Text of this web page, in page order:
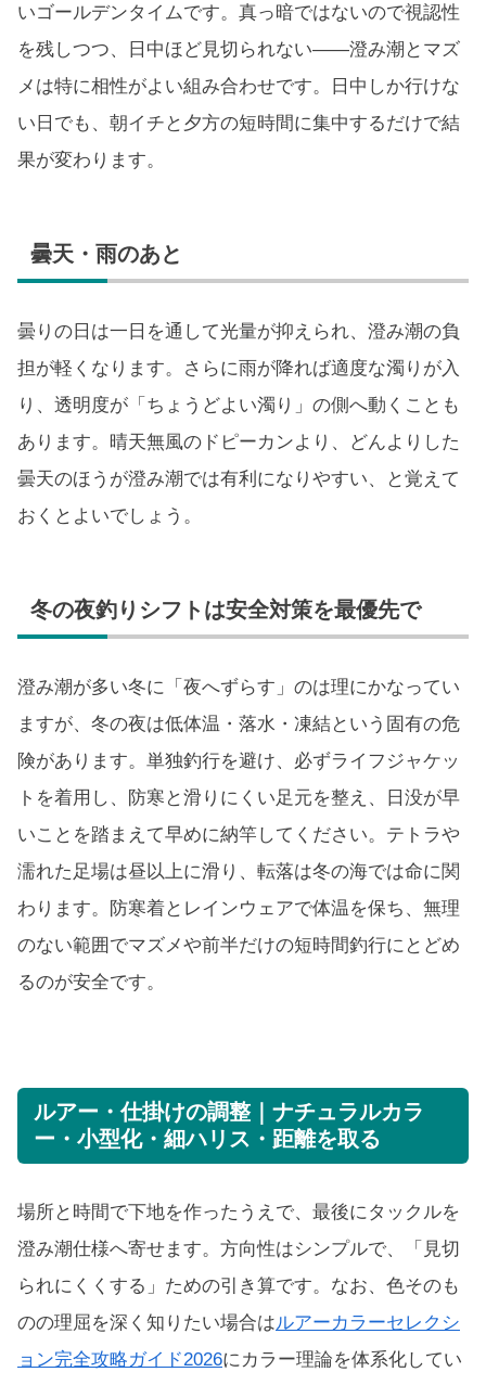
いゴールデンタイムです。真っ暗ではないので視認性
を残しつつ、日中ほど見切られない——澄み潮とマズ
メは特に相性がよい組み合わせです。日中しか行けな
い日でも、朝イチと夕方の短時間に集中するだけで結
果が変わります。
曇天・雨のあと
曇りの日は一日を通して光量が抑えられ、澄み潮の負
担が軽くなります。さらに雨が降れば適度な濁りが入
り、透明度が「ちょうどよい濁り」の側へ動くことも
あります。晴天無風のドピーカンより、どんよりした
曇天のほうが澄み潮では有利になりやすい、と覚えて
おくとよいでしょう。
冬の夜釣りシフトは安全対策を最優先で
澄み潮が多い冬に「夜へずらす」のは理にかなってい
ますが、冬の夜は低体温・落水・凍結という固有の危
険があります。単独釣行を避け、必ずライフジャケッ
トを着用し、防寒と滑りにくい足元を整え、日没が早
いことを踏まえて早めに納竿してください。テトラや
濡れた足場は昼以上に滑り、転落は冬の海では命に関
わります。防寒着とレインウェアで体温を保ち、無理
のない範囲でマズメや前半だけの短時間釣行にとどめ
るのが安全です。
ルアー・仕掛けの調整｜ナチュラルカラ
ー・小型化・細ハリス・距離を取る
場所と時間で下地を作ったうえで、最後にタックルを
澄み潮仕様へ寄せます。方向性はシンプルで、「見切
られにくくする」ための引き算です。なお、色そのも
のの理屈を深く知りたい場合はルアーカラーセレクシ
ョン完全攻略ガイド2026にカラー理論を体系化してい